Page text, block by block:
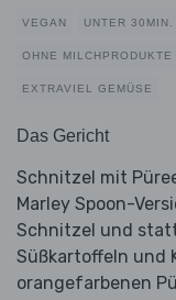
VEGAN UNTER 30MIN.
OHNE MILCHPRODUKTE
EXTRAVIEL GEMÜSE
Das Gericht
Schnitzel mit
Marley Spoon-
Schnitzel und
Süßkartoffeln und
orangefarbenen